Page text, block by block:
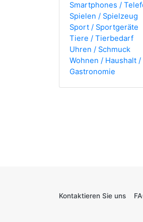
Smartphones /
Spielen / Spielzeug
Sport / Sportgeräte
Tiere / Tierbedarf
Uhren / Schmuck
Wohnen / Haushalt /
Gastronomie
Kontaktieren Sie uns